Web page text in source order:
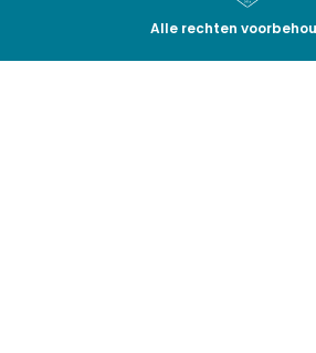
Alle rechten